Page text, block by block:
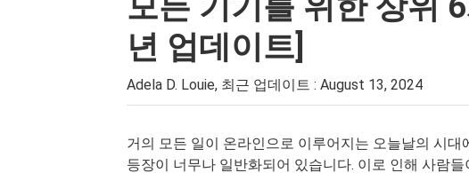
년 업데이트]
Adela D. Louie, 최근 업데이트 : August 13, 2024
거의 모든 일이 온라인으로 이루어지는 오늘날의 시대
등장이 너무나 일반화되어 있습니다. 이로 인해 사람